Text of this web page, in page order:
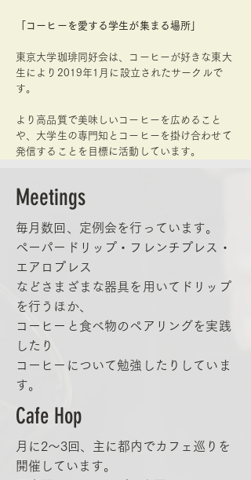
「コーヒーを愛する学生が集まる場所」
東京大学珈琲同好会は、
コーヒーが好きな東大
生により 2019年1月に設立されたサークルで
す。
より高品質で美味しいコーヒーを広めること
や、 大学生の専門知とコーヒーを掛け合わせて
発信することを目標に活動しています。
Meetings
毎月数回、定例会を行っています。
ペーパードリップ・フレンチプレス・
エアロプレス
などさまざまな器具を用いてドリップ
を行うほか、
コーヒーと食べ物のペアリングを実践
したり
コーヒーについて勉強したりしていま
す。
Cafe Hop
​月に2～3回、
主に都内でカフェ巡りを
開催しています。